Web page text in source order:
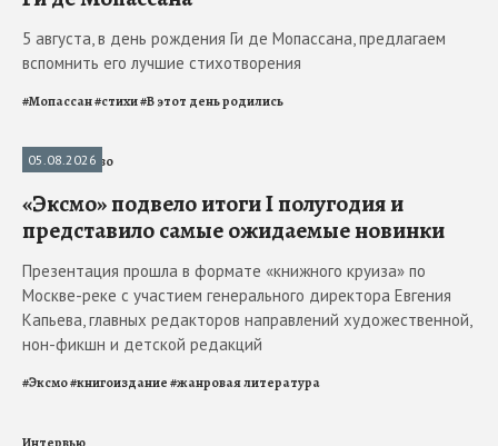
5 августа, в день рождения Ги де Мопассана, предлагаем
вспомнить его лучшие стихотворения
#Мопассан#стихи#В этот день родились
Издательство
05.08.2026
«Эксмо» подвело итоги I полугодия и
представило самые ожидаемые новинки
Презентация прошла в формате «книжного круиза» по
Москве-реке с участием генерального директора Евгения
Капьева, главных редакторов направлений художественной,
нон-фикшн и детской редакций
#Эксмо#книгоиздание#жанровая литература